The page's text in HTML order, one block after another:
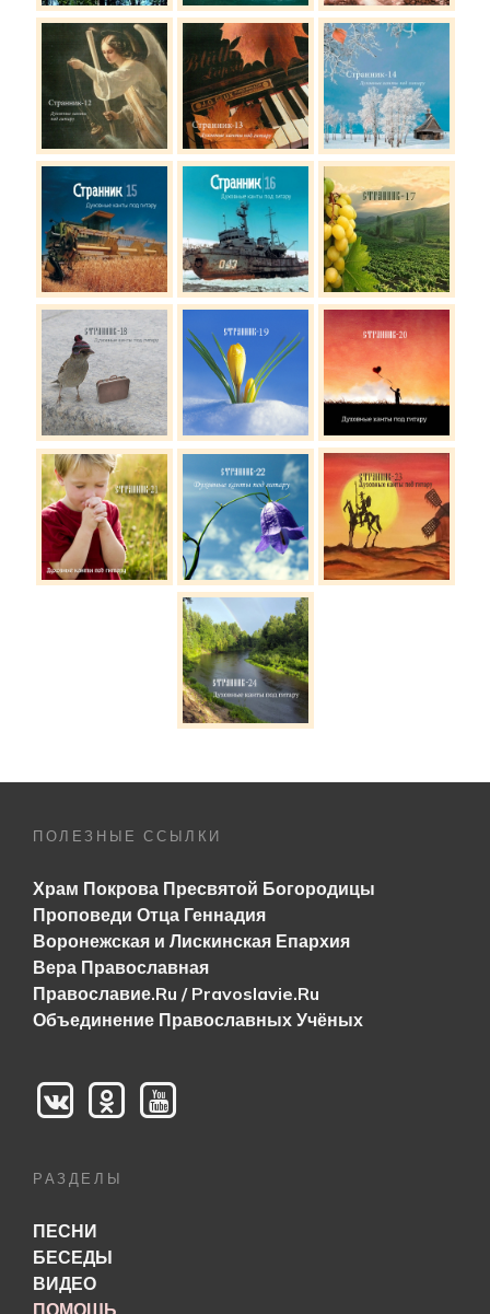
ПОЛЕЗНЫЕ ССЫЛКИ
Храм Покрова Пресвятой Богородицы
Проповеди Отца Геннадия
Воронежская и Лискинская Епархия
Вера Православная
Православие.Ru / Pravoslavie.Ru
Объединение Православных Учёных
РАЗДЕЛЫ
ПЕСНИ
БЕСЕДЫ
ВИДЕО